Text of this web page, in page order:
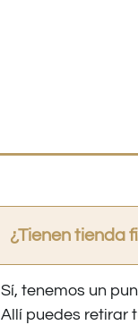
¿Tienen tienda
Sí, tenemos un
Allí puedes retirar